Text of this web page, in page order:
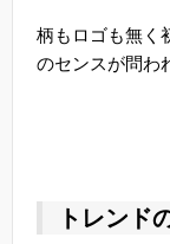
柄もロゴも無く
のセンスが問わ
トレンド